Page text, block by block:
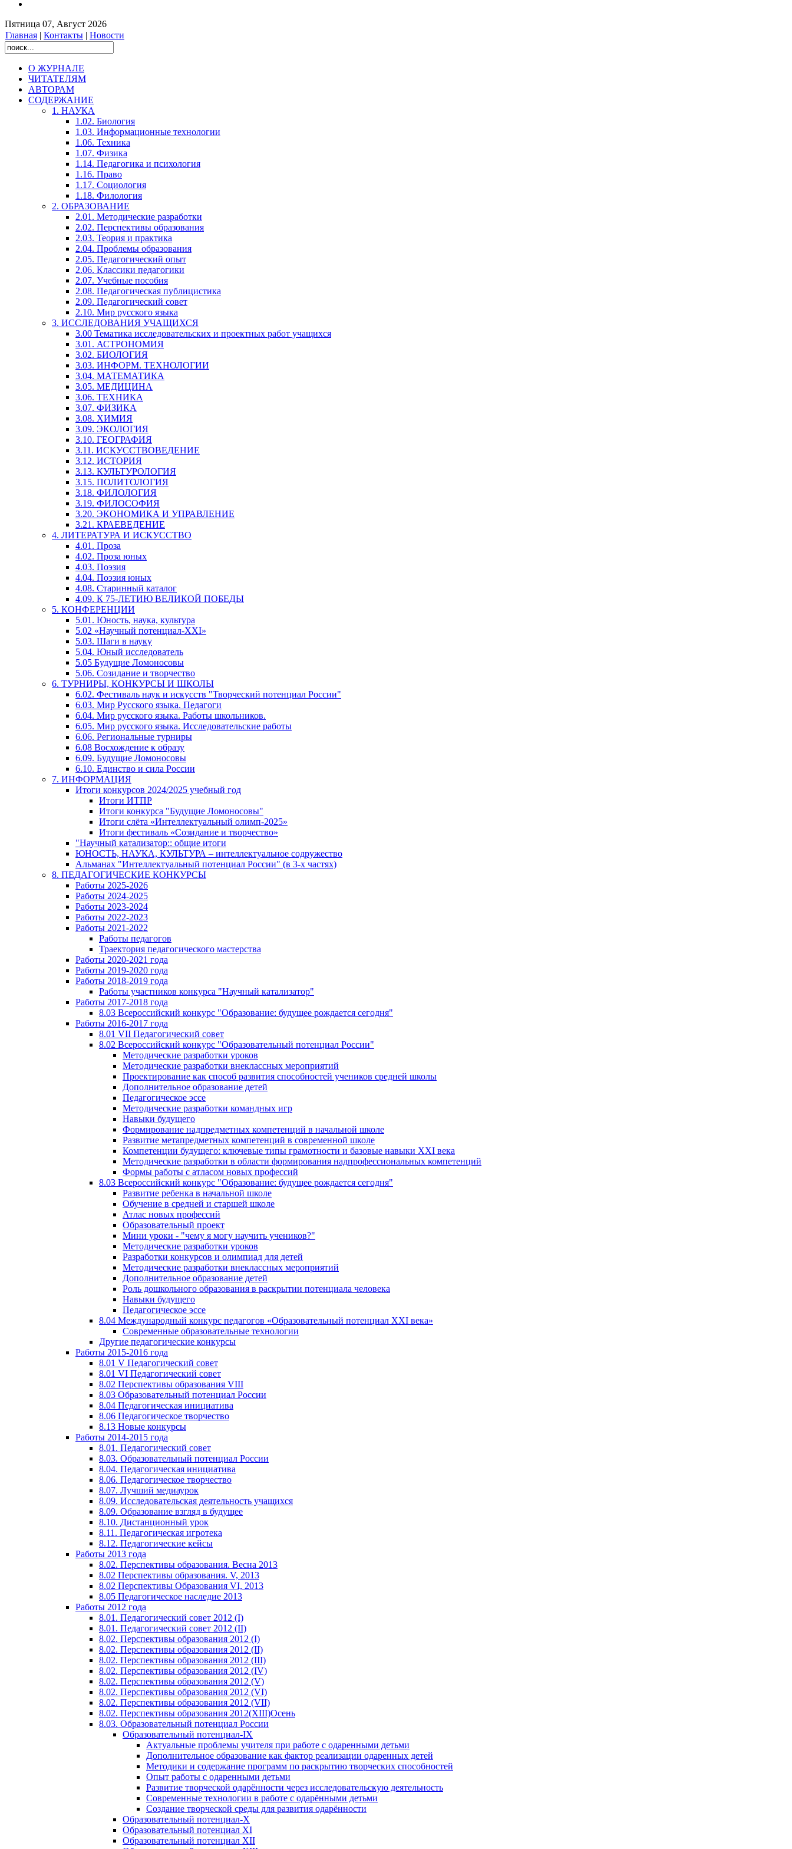
Пятница 07, Август 2026
Главная | Контакты | Новости
О ЖУРНАЛЕ
ЧИТАТЕЛЯМ
АВТОРАМ
СОДЕРЖАНИЕ
1. НАУКА
1.02. Биология
1.03. Информационные технологии
1.06. Техника
1.07. Физика
1.14. Педагогика и психология
1.16. Право
1.17. Социология
1.18. Филология
2. ОБРАЗОВАНИЕ
2.01. Методические разработки
2.02. Перспективы образования
2.03. Теория и практика
2.04. Проблемы образования
2.05. Педагогический опыт
2.06. Классики педагогики
2.07. Учебные пособия
2.08. Педагогическая публицистика
2.09. Педагогический совет
2.10. Мир русского языка
3. ИССЛЕДОВАНИЯ УЧАЩИХСЯ
3.00 Тематика исследовательских и проектных работ учащихся
3.01. АСТРОНОМИЯ
3.02. БИОЛОГИЯ
3.03. ИНФОРМ. ТЕХНОЛОГИИ
3.04. МАТЕМАТИКА
3.05. МЕДИЦИНА
3.06. ТЕХНИКА
3.07. ФИЗИКА
3.08. ХИМИЯ
3.09. ЭКОЛОГИЯ
3.10. ГЕОГРАФИЯ
3.11. ИСКУССТВОВЕДЕНИЕ
3.12. ИСТОРИЯ
3.13. КУЛЬТУРОЛОГИЯ
3.15. ПОЛИТОЛОГИЯ
3.18. ФИЛОЛОГИЯ
3.19. ФИЛОСОФИЯ
3.20. ЭКОНОМИКА И УПРАВЛЕНИЕ
3.21. КРАЕВЕДЕНИЕ
4. ЛИТЕРАТУРА И ИСКУССТВО
4.01. Проза
4.02. Проза юных
4.03. Поэзия
4.04. Поэзия юных
4.08. Старинный каталог
4.09. К 75-ЛЕТИЮ ВЕЛИКОЙ ПОБЕДЫ
5. КОНФЕРЕНЦИИ
5.01. Юность, наука, культура
5.02 «Научный потенциал-XXI»
5.03. Шаги в науку
5.04. Юный исследователь
5.05 Будущие Ломоносовы
5.06. Созидание и творчество
6. ТУРНИРЫ, КОНКУРСЫ И ШКОЛЫ
6.02. Фестиваль наук и искусств "Творческий потенциал России"
6.03. Мир Русского языка. Педагоги
6.04. Мир русского языка. Работы школьников.
6.05. Мир русского языка. Исследовательские работы
6.06. Региональные турниры
6.08 Восхождение к образу
6.09. Будущие Ломоносовы
6.10. Единство и сила России
7. ИНФОРМАЦИЯ
Итоги конкурсов 2024/2025 учебный год
Итоги ИТПР
Итоги конкурса "Будущие Ломоносовы"
Итоги слёта «Интеллектуальный олимп-2025»
Итоги фестиваль «Созидание и творчество»
"Научный катализатор:: общие итоги
ЮНОСТЬ, НАУКА, КУЛЬТУРА – интеллектуальное содружество
Альманах "Интеллектуальный потенциал России" (в 3-х частях)
8. ПЕДАГОГИЧЕСКИЕ КОНКУРСЫ
Работы 2025-2026
Работы 2024-2025
Работы 2023-2024
Работы 2022-2023
Работы 2021-2022
Работы педагогов
Траектория педагогического мастерства
Работы 2020-2021 года
Работы 2019-2020 года
Работы 2018-2019 года
Работы участников конкурса "Научный катализатор"
Работы 2017-2018 года
8.03 Всероссийский конкурс "Образование: будущее рождается сегодня"
Работы 2016-2017 года
8.01 VII Педагогический совет
8.02 Всероссийский конкурс "Образовательный потенциал России"
Методические разработки уроков
Методические разработки внеклассных мероприятий
Проектирование как способ развития способностей учеников средней школы
Дополнительное образование детей
Педагогическое эссе
Методические разработки командных игр
Навыки будущего
Формирование надпредметных компетенций в начальной школе
Развитие метапредметных компетенций в современной школе
Компетенции будущего: ключевые типы грамотности и базовые навыки XXI века
Методические разработки в области формирования надпрофессиональных компетенций
Формы работы с атласом новых профессий
8.03 Всероссийский конкурс "Образование: будущее рождается сегодня"
Развитие ребенка в начальной школе
Обучение в средней и старшей школе
Атлас новых профессий
Образовательный проект
Мини уроки - "чему я могу научить учеников?"
Методические разработки уроков
Разработки конкурсов и олимпиад для детей
Методические разработки внеклассных мероприятий
Дополнительное образование детей
Роль дошкольного образования в раскрытии потенциала человека
Навыки будущего
Педагогическое эссе
8.04 Международный конкурс педагогов «Образовательный потенциал XXI века»
Современные образовательные технологии
Другие педагогические конкурсы
Работы 2015-2016 года
8.01 V Педагогический совет
8.01 VI Педагогический совет
8.02 Перспективы образования VIII
8.03 Образовательный потенциал России
8.04 Педагогическая инициатива
8.06 Педагогическое творчество
8.13 Новые конкурсы
Работы 2014-2015 года
8.01. Педагогический совет
8.03. Образовательный потенциал России
8.04. Педагогическая инициатива
8.06. Педагогическое творчество
8.07. Лучший медиаурок
8.09. Исследовательская деятельность учащихся
8.09. Образование взгляд в будущее
8.10. Дистанционный урок
8.11. Педагогическая игротека
8.12. Педагогические кейсы
Работы 2013 года
8.02. Перспективы образования. Весна 2013
8.02 Перспективы образования. V, 2013
8.02 Перспективы Образования VI, 2013
8.05 Педагогическое наследие 2013
Работы 2012 года
8.01. Педагогический совет 2012 (I)
8.01. Педагогический совет 2012 (II)
8.02. Перспективы образования 2012 (I)
8.02. Перспективы образования 2012 (II)
8.02. Перспективы образования 2012 (III)
8.02. Перспективы образования 2012 (IV)
8.02. Перспективы образования 2012 (V)
8.02. Перспективы образования 2012 (VI)
8.02. Перспективы образования 2012 (VII)
8.02. Перспективы образования 2012(XIII)Осень
8.03. Образовательный потенциал России
Образовательный потенциал-IX
Актуальные проблемы учителя при работе с одаренными детьми
Дополнительное образование как фактор реализации одаренных детей
Методики и содержание программ по раскрытию творческих способностей
Опыт работы с одаренными детьми
Развитие творческой одарённости через исследовательскую деятельность
Современные технологии в работе с одарёнными детьми
Создание творческой среды для развития одарённости
Образовательный потенциал-X
Образовательный потенциал XI
Образовательный потенциал XII